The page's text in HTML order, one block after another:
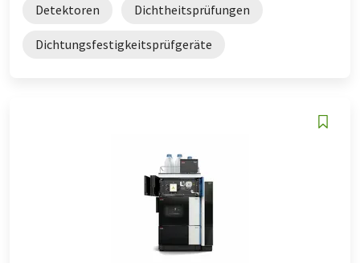
Detektoren Dichtheitsprüfungen
Dichtungsfestigkeitsprüfgeräte